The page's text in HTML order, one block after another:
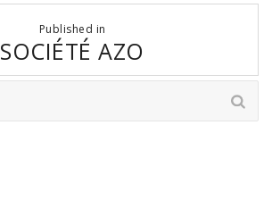
Published in
SOCIÉTÉ AZO